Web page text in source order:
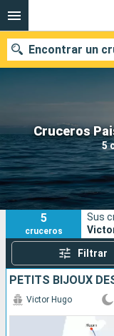
Cruceros
5
Encontrar un
Nuestros
Fecha de salida
Puertos
5
cruceros
Sus
Filtrar
Victor Hugo